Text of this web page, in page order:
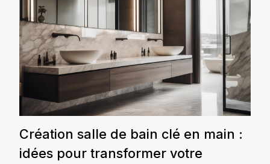
Création salle de bain clé en main :
idées pour transformer votre